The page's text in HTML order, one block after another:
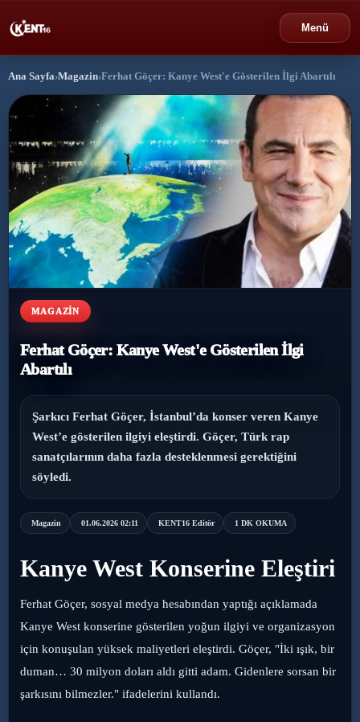
Menü
Bursa ›
›
Politika ›
Spor ›
Ekonomi ›
Sağlık
Ana Sayfa›Magazin›Ferhat Göçer: Kanye West'e Gösterilen İlgi Abartılı
MAGAZIN
Ferhat Göçer: Kanye West'e Gösterilen İlgi
Abartılı
Şarkıcı Ferhat Göçer, İstanbul’da konser veren Kanye
West’e gösterilen ilgiyi eleştirdi. Göçer, Türk rap
sanatçılarının daha fazla desteklenmesi gerektiğini
söyledi.
Magazin 01.06.2026 02:11 KENT16 Editör 1 DK OKUMA
Kanye West Konserine Eleştiri
Ferhat Göçer, sosyal medya hesabından yaptığı açıklamada
Kanye West konserine gösterilen yoğun ilgiyi ve organizasyon
için konuşulan yüksek maliyetleri eleştirdi. Göçer, "İki ışık, bir
duman… 30 milyon doları aldı gitti adam. Gidenlere sorsan bir
şarkısını bilmezler." ifadelerini kullandı.